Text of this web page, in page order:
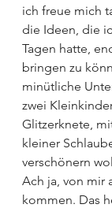
ich freue mich
die Ideen, die
Tagen hatte,
bringen zu
minütliche
zwei
Glitzerknete,
kleiner
verschönern
Ach ja, von mir
kommen. Das